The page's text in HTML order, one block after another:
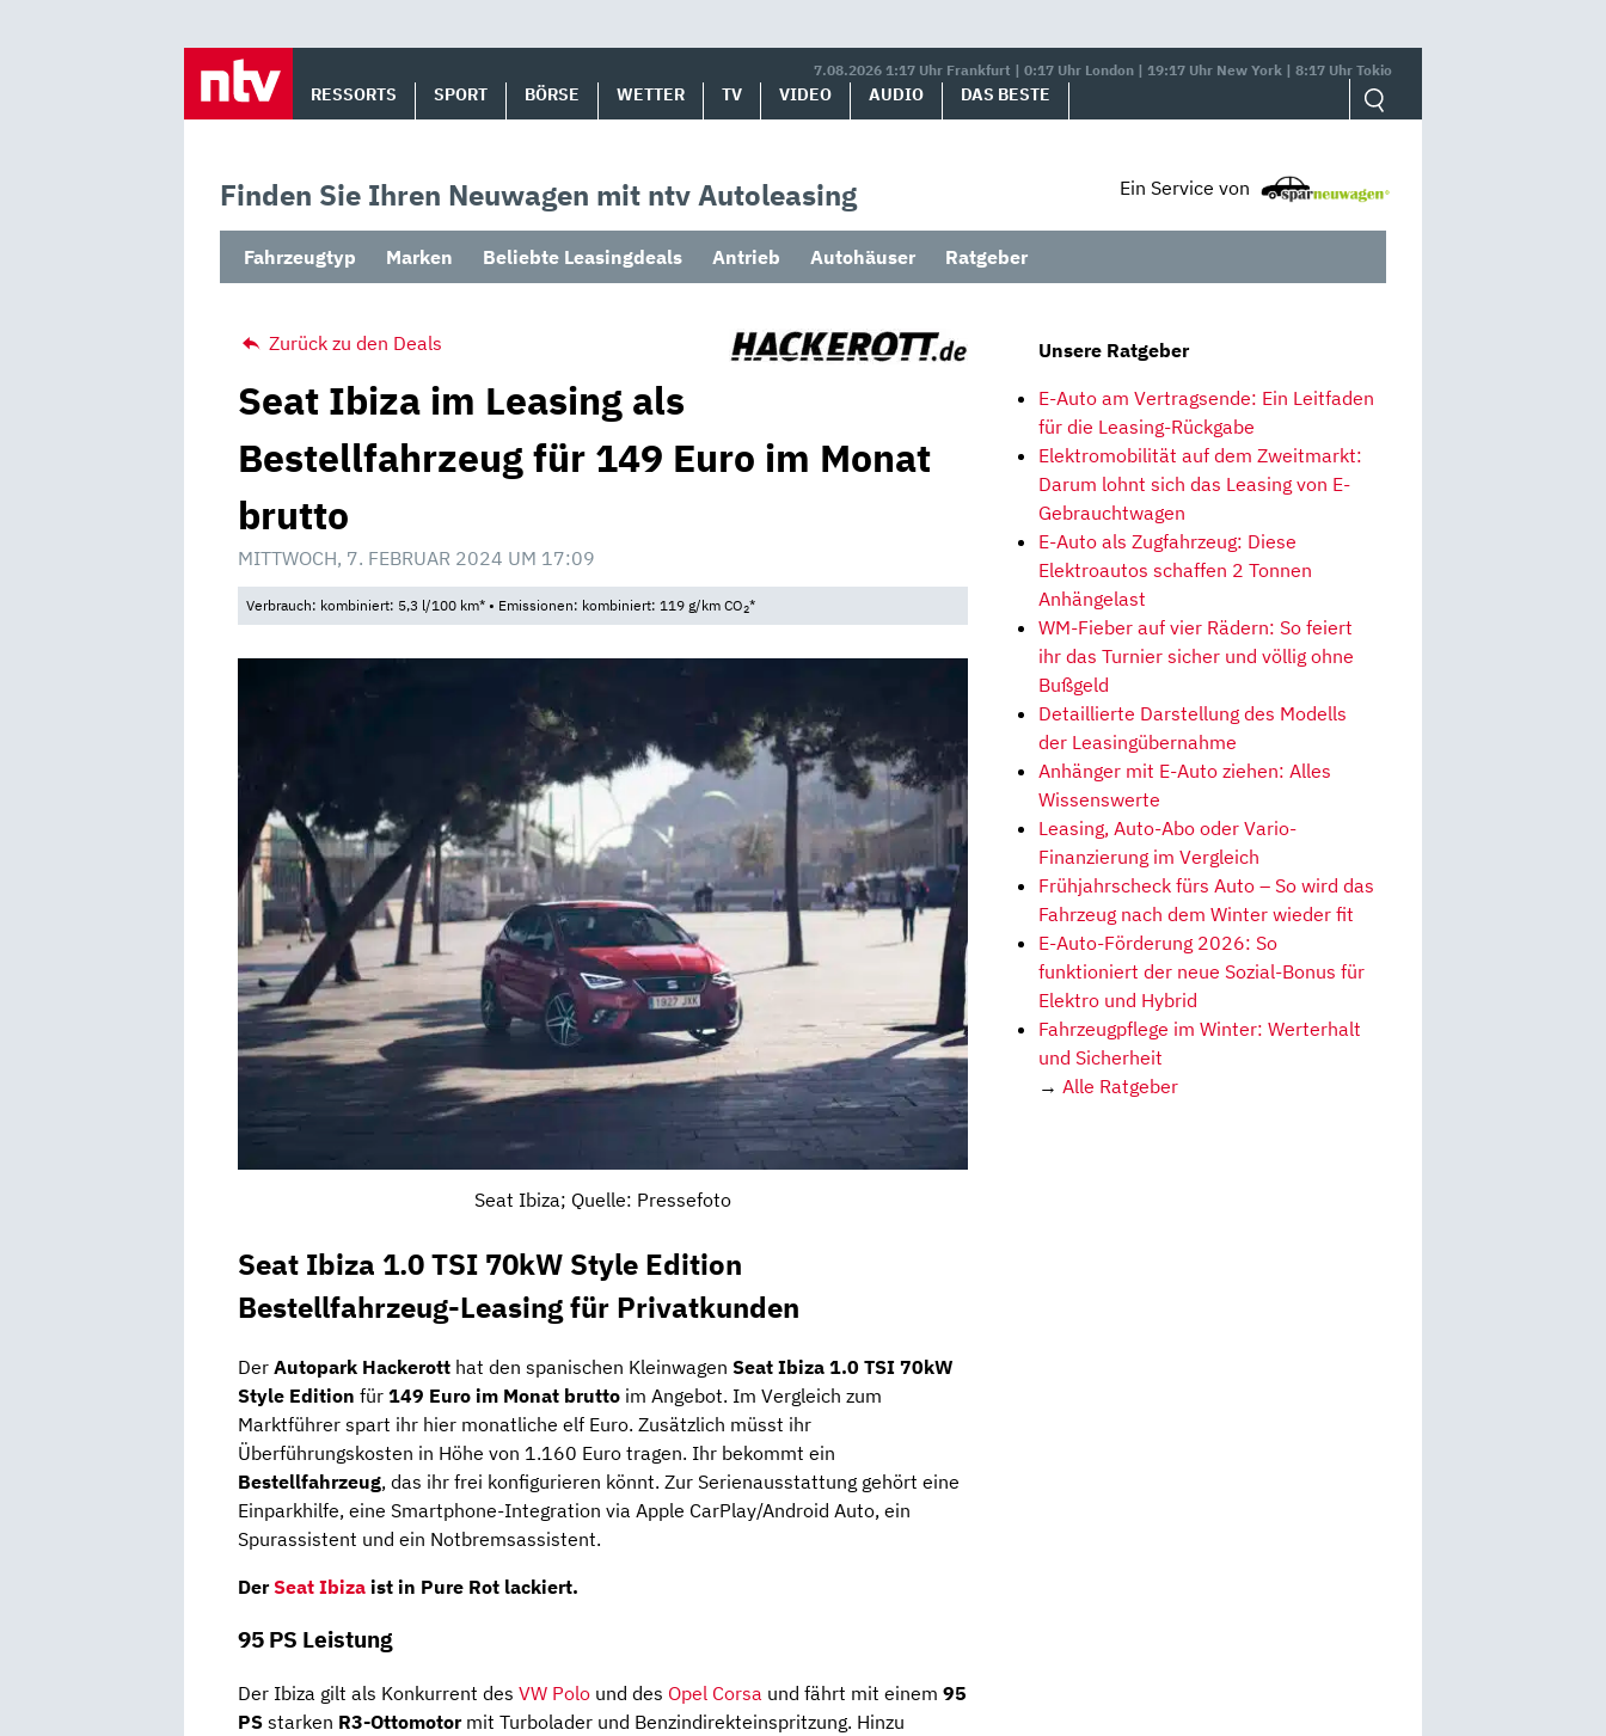
7.08.2026 1:17 Uhr Frankfurt | 0:17 Uhr London | 19:17 Uhr New York | 8:17 Uhr Tokio
RESSORTS SPORT BÖRSE WETTER TV VIDEO AUDIO DAS BESTE
Finden Sie Ihren Neuwagen mit ntv Autoleasing Ein Service von
Fahrzeugtyp Marken Beliebte Leasingdeals Antrieb Autohäuser Ratgeber
Zurück zu den Deals
Seat Ibiza im Leasing als
Bestellfahrzeug für 149 Euro im Monat
brutto
MITTWOCH, 7. FEBRUAR 2024 UM 17:09
Verbrauch: kombiniert: 5,3 l/100 km* • Emissionen: kombiniert: 119 g/km CO2*
Seat Ibiza; Quelle: Pressefoto
Seat Ibiza 1.0 TSI 70kW Style Edition
Bestellfahrzeug-Leasing für Privatkunden
Der Autopark Hackerott hat den spanischen Kleinwagen Seat Ibiza 1.0 TSI 70kW
Style Edition für 149 Euro im Monat brutto im Angebot. Im Vergleich zum
Marktführer spart ihr hier monatliche elf Euro. Zusätzlich müsst ihr
Überführungskosten in Höhe von 1.160 Euro tragen. Ihr bekommt ein
Bestellfahrzeug, das ihr frei konfigurieren könnt. Zur Serienausstattung gehört eine
Einparkhilfe, eine Smartphone-Integration via Apple CarPlay/Android Auto, ein
Spurassistent und ein Notbremsassistent.
DerSeat Ibiza ist in Pure Rot lackiert.
95 PS Leistung
Der Ibiza gilt als Konkurrent des VW Polo und des Opel Corsa und fährt mit einem 95
PS starken R3-Ottomotormit Turbolader und Benzindirekteinspritzung. Hinzu
Unsere Ratgeber
E-Auto am Vertragsende: Ein Leitfaden
für die Leasing-Rückgabe
Elektromobilität auf dem Zweitmarkt:
Darum lohnt sich das Leasing von E-
Gebrauchtwagen
E-Auto als Zugfahrzeug: Diese
Elektroautos schaffen 2 Tonnen
Anhängelast
WM-Fieber auf vier Rädern: So feiert
ihr das Turnier sicher und völlig ohne
Bußgeld
Detaillierte Darstellung des Modells
der Leasingübernahme
Anhänger mit E-Auto ziehen: Alles
Wissenswerte
Leasing, Auto-Abo oder Vario-
Finanzierung im Vergleich
Frühjahrscheck fürs Auto – So wird das
Fahrzeug nach dem Winter wieder fit
E-Auto-Förderung 2026: So
funktioniert der neue Sozial-Bonus für
Elektro und Hybrid
Fahrzeugpflege im Winter: Werterhalt
und Sicherheit
→ Alle Ratgeber